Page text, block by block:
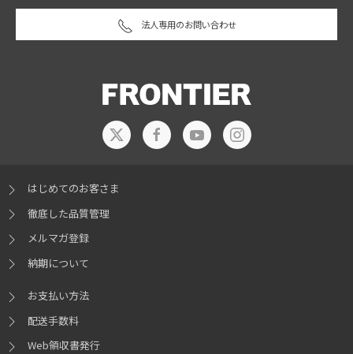
法人専用のお問い合わせ
はじめてのお客さま
徹底した品質管理
メルマガ登録
納期について
お支払い方法
配送手数料
Web領収書発行